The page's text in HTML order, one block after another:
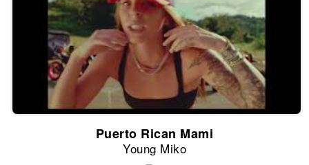
Puerto Rican Mami
Young Miko